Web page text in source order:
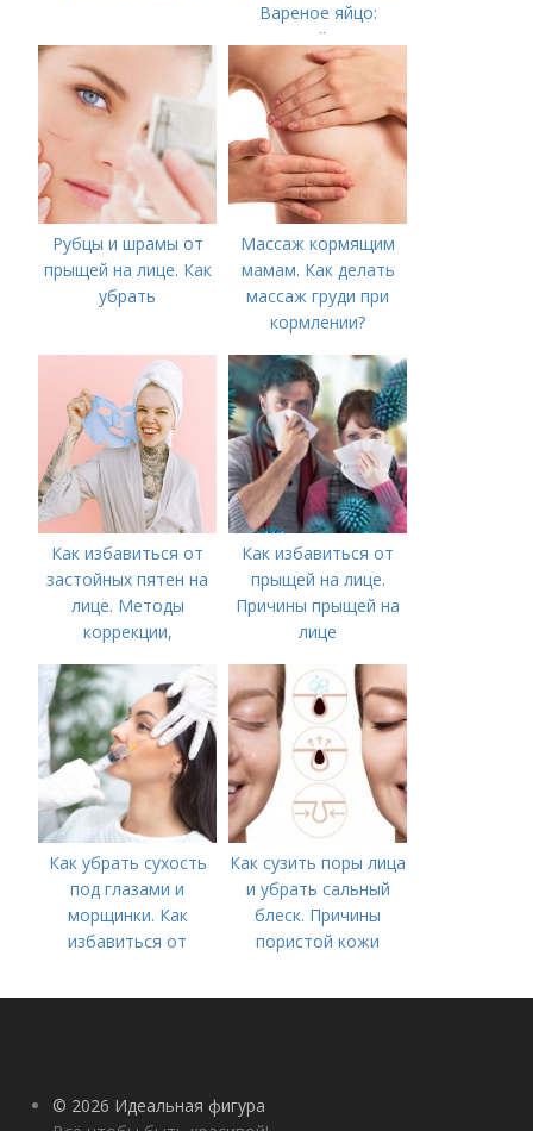
Вареное яйцо:
калорийность
Рубцы и шрамы от
прыщей на лице. Как
убрать
Массаж кормящим
мамам. Как делать
массаж груди при
кормлении?
Как избавиться от
застойных пятен на
лице. Методы
коррекции,
акне и удаления
рубцов и шрамов
постакне
Как избавиться от
прыщей на лице.
Причины прыщей на
лице
Как убрать сухость
под глазами и
морщинки. Как
избавиться от
косметологические
Как сузить поры лица
и убрать сальный
блеск. Причины
пористой кожи
© 2026 Идеальная фигура